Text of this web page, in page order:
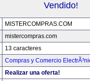
Vendido!
MISTERCOMPRAS.COM
mistercompras.com
13 caracteres
Compras y Comercio
Realizar una oferta!